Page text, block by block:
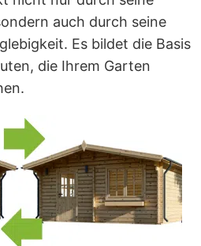
auch durch seine
Es bildet die Basis
die Ihrem Garten